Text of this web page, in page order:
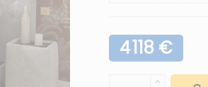
4 118 €